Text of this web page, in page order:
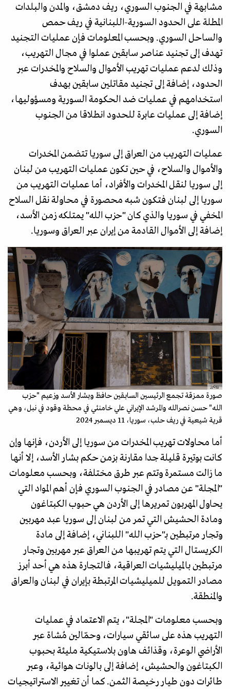
مشابهة في الجنوب السوري، ريف دمشق، والمدن والبلدات
المطلة على الحدود السورية-اللبنانية في ريف حمص
والساحل السوري. وبحسب المعلومات فإن عمليات التجنيد
تهدف إلى تجنيد عناصر سابقين عملوا في مجال التهريب،
وذلك لدعم عمليات تهريب الأموال والسلاح والمخدرات عبر
الحدود، إضافة إلى تجنيد مقاتلين سابقين بهدف
استخدامهم في عمليات ضد الحكومة السورية ومسؤوليها،
إضافة إلى عمليات عابرة للحدود انطلاقا من الجنوب
السوري.
عمليات التهريب من العراق إلى سوريا تتضمن المخدرات
والأموال والسلاح، في حين تكون عمليات التهريب من لبنان
إلى سوريا لنقل المخدرات والأفراد، أما عمليات التهريب من
سوريا إلى لبنان فتكون شبه محصورة في محاولة نقل السلاح
المخفي في سوريا والذي كان "حزب الله" يمتلكه زمن الأسد،
إضافة إلى الأموال القادمة من إيران عبر العراق وسوريا.
رويترز
صورة ممزقة تجمع الرئيسين السابقين حافظ وبشار الأسد وزعيم "حزب
الله" حسن نصرالله والمرشد الإيراني علي خامنئي في محطة وقود في نبل، وهي
قرية شيعية في ريف حلب، سوريا، 11 ديسمبر 2024
أما محاولات تهريب المخدرات من سوريا إلى الأردن، فإنها وإن
كانت بوتيرة قليلة جدا مقارنة بزمن حكم بشار الأسد، إلا أنها
ما زالت مستمرة وتتم عبر طرق مختلفة، وبحسب معلومات
"المجلة" عن مصادر في الجنوب السوري فإن أهم المواد التي
يحاول المهربون تمريرها إلى الأردن هي حبوب الكبتاغون
ومادة الحشيش التي تمر من لبنان إلى سوريا عبد مهربين
وتجار مرتبطين بـ"حزب الله" اللبناني، إضافة إلى مادة
الكريستال التي يتم تهريبها من العراق عبر مهربين وتجار
مرتبطين بالميليشيات العراقية، فالتجارة هذه هي أحد أبرز
مصادر التمويل للميليشيات المرتبطة بإيران في لبنان والعراق
والمنطقة.
وبحسب معلومات "المجلة"، يتم الاعتماد في عمليات
التهريب هذه على سائقي سيارات، وحمّالين مُشاة عبر
الأراضي الوعرة، وقذائف هاون بلاستيكية مليئة بحبوب
الكبتاغون والحشيش، إضافة إلى بالونات هوائية، وعبر
طائرات دون طيار رخيصة الثمن. كما أن تغيير الاستراتيجيات